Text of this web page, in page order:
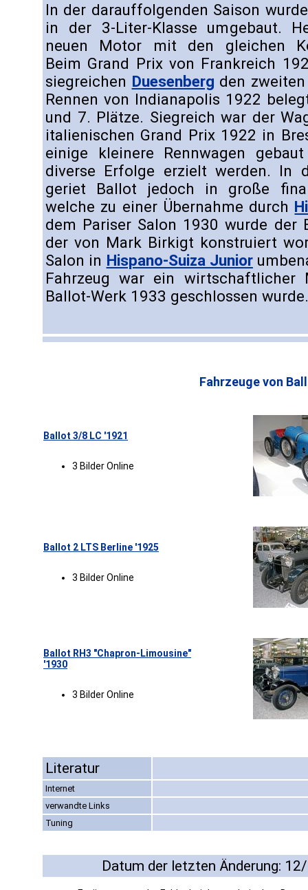
In der darauffolgenden Saison
in der 3-Liter-Klasse umgebaut.
neuen Motor mit den gleichen
Beim Grand Prix von Frankreich
siegreichen Duesenberg den
Rennen von Indianapolis 1922
und 7. Plätze. Siegreich war der
italienischen Grand Prix 1922 in
einige kleinere Rennwagen
diverse Erfolge erzielt werden. In
geriet Ballot jedoch in große
welche zu einer Übernahme durch
dem Pariser Salon 1930 wurde der
der von Mark Birkigt konstruiert
Salon in Hispano-Suiza Junior
Fahrzeug war ein wirtschaftlicher
Ballot-Werk 1933 geschlossen wurde.
Fahrzeuge von
Ballot 3/8 LC '1921
3 Bilder Online
Ballot 2 LTS Berline '1925
3 Bilder Online
Ballot RH3 "Chapron-Limousine"
'1930
3 Bilder Online
Literatur
Internet
verwandte Links
Tuning
Datum der letzten Änderung: